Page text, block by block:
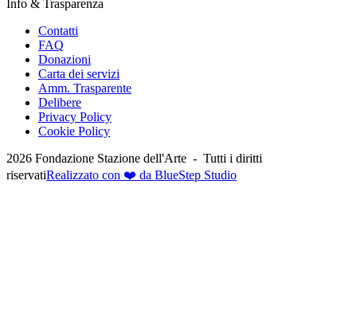
Info & Trasparenza
Contatti
FAQ
Donazioni
Carta dei servizi
Amm. Trasparente
Delibere
Privacy Policy
Cookie Policy
2026 Fondazione Stazione dell'Arte - Tutti i diritti
riservatiRealizzato con ❤️ da BlueStep Studio